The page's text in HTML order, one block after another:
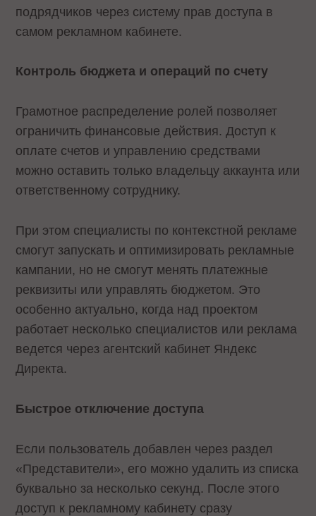
подрядчиков через систему прав доступа в
самом рекламном кабинете.
Контроль бюджета и операций по счету
Грамотное распределение ролей позволяет
ограничить финансовые действия. Доступ к
оплате счетов и управлению средствами
можно оставить только владельцу аккаунта или
ответственному сотруднику.
При этом специалисты по контекстной рекламе
смогут запускать и оптимизировать рекламные
кампании, но не смогут менять платежные
реквизиты или управлять бюджетом. Это
особенно актуально, когда над проектом
работает несколько специалистов или реклама
ведется через агентский кабинет Яндекс
Директа.
Быстрое отключение доступа
Если пользователь добавлен через раздел
«Представители», его можно удалить из списка
буквально за несколько секунд. После этого
доступ к рекламному кабинету сразу